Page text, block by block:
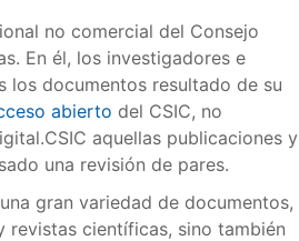
no comercial del Consejo
En él, los investigadores e
los documentos resultado de su
abierto del CSIC, no
aquellas publicaciones y
una revisión de pares.
gran variedad de documentos,
revistas científicas, sino también